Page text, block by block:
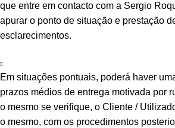
que entre em contacto com a Sergio
apurar o ponto de situação e prestação
esclarecimentos.
Em situações pontuais, poderá haver
prazos médios de entrega motivada por
o mesmo se verifique, o Cliente /
o mesmo, com os procedimentos